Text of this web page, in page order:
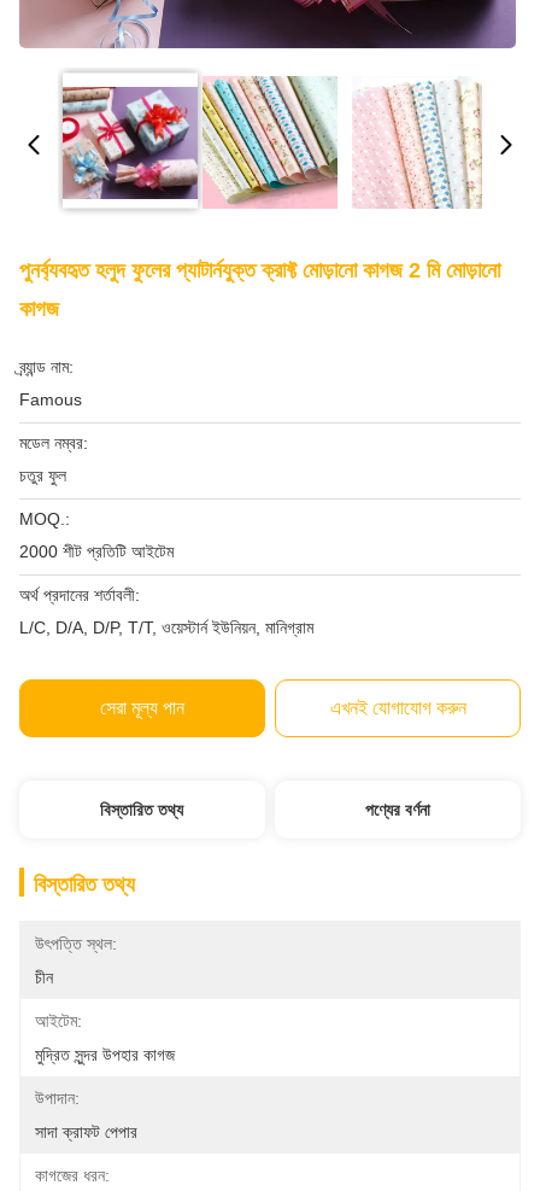
পুনর্ব্যবহৃত হলুদ ফুলের প্যাটার্নযুক্ত ক্রাফ্ট মোড়ানো কাগজ 2 মি মোড়ানো
কাগজ
ব্র্যান্ড নাম:
Famous
মডেল নম্বর:
চতুর ফুল
MOQ.:
2000 শীট প্রতিটি আইটেম
অর্থ প্রদানের শর্তাবলী:
L/C, D/A, D/P, T/T, ওয়েস্টার্ন ইউনিয়ন, মানিগ্রাম
সেরা মূল্য পান এখনই যোগাযোগ করুন
বিস্তারিত তথ্য পণ্যের বর্ণনা
বিস্তারিত তথ্য
উৎপত্তি স্থল:
চীন
আইটেম:
মুদ্রিত সুন্দর উপহার কাগজ
উপাদান:
সাদা ক্রাফট পেপার
কাগজের ধরন: